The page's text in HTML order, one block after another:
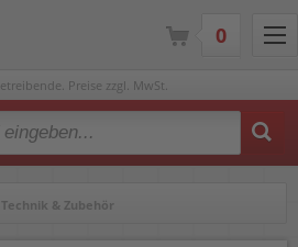
Preise zzgl. MwSt.
results.
Technik & Zubehör
0